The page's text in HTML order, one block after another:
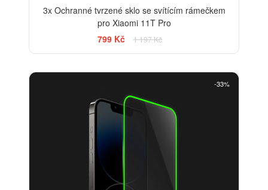
3x Ochranné tvrzené sklo se svítícím rámečkem
pro Xiaomi 11T Pro
799 Kč
1 197 Kč
-33%